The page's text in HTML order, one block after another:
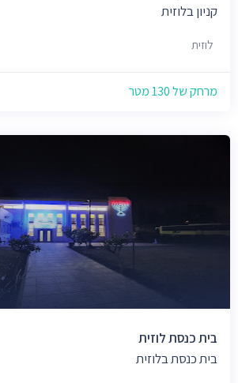
קניון בלוזית
לוזית
מרחק של 130 מטר
בית כנסת לוזית
בית כנסת בלוזית